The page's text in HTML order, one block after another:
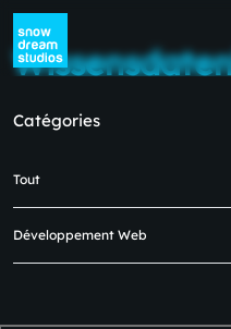
moment dans
Veuillez
Catégories
Tout
Développement Web